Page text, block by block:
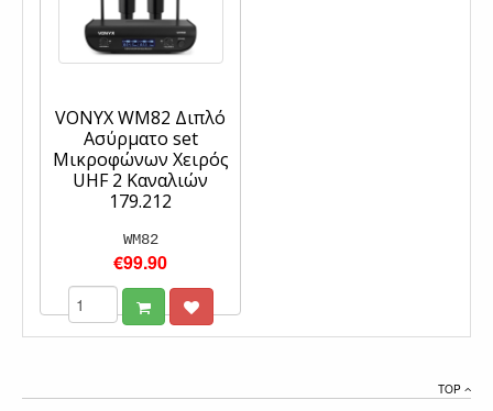
VONYX WM82 Διπλό
Ασύρματο set
Μικροφώνων Χειρός
UHF 2 Καναλιών
179.212
WM82
€99.90
TOP